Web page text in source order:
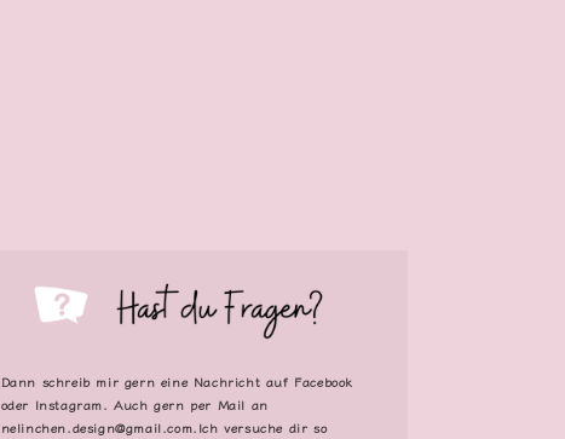
Dann schreib mir gern eine Nachricht auf Facebook
oder Instagram. Auch gern per Mail an
nelinchen.design@gmail.com.Ich versuche dir so